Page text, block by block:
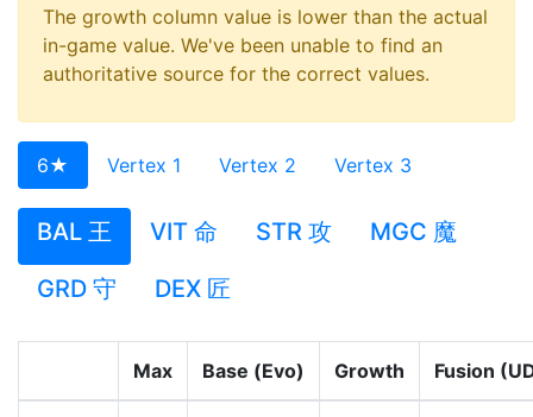
The growth column value is lower than the actual
in-game value. We've been unable to find an
authoritative source for the correct values.
6★ Vertex 1 Vertex 2 Vertex 3
BAL 王 VIT 命 STR 攻
MGC 魔
GRD 守
DEX 匠
Max Base (Evo) Growth Fusion